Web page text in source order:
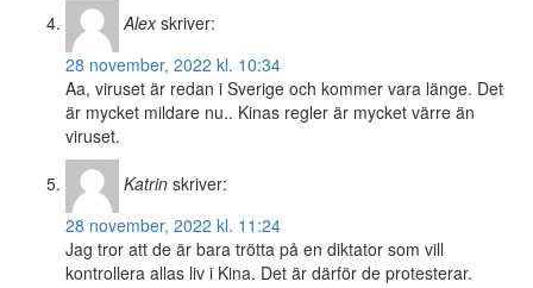
Alex skriver:
28 november, 2022 kl. 10:34
Aa, viruset är redan i Sverige och kommer vara länge. Det
är mycket mildare nu.. Kinas regler är mycket värre än
viruset.
Katrin skriver:
28 november, 2022 kl. 11:24
Jag tror att de är bara trötta på en diktator som vill
kontrollera allas liv i Kina. Det är därför de protesterar.